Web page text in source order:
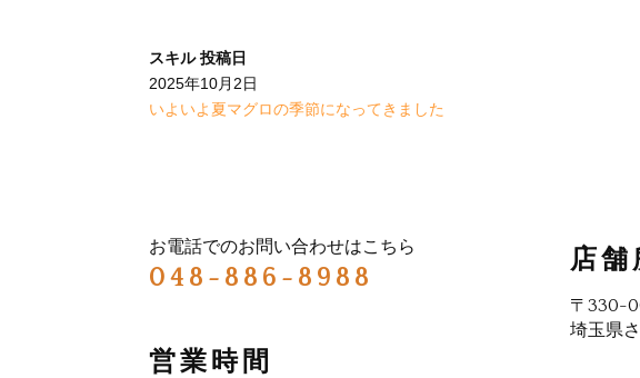
スキル 投稿日
2025年10月2日
いよいよ夏マグロの季節になってきました
お電話でのお問い合わせはこちら
048-886-8988
営業時間
店舗
〒330-
埼玉県